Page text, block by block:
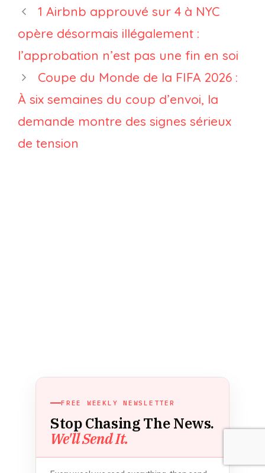
de locations
et de locations
courte durée
1 Airbnb approuvé sur 4 à NYC
opère désormais illégalement :
l’approbation n’est pas une fin en soi
Coupe du Monde de la FIFA 2026 :
À six semaines du coup d’envoi, la
demande montre des signes sérieux
de tension
FREE WEEKLY NEWSLETTER
Stop Chasing The News.
We'll Send It.